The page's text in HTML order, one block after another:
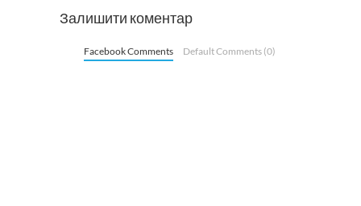
Залишити коментар
Facebook Comments Default Comments (0)